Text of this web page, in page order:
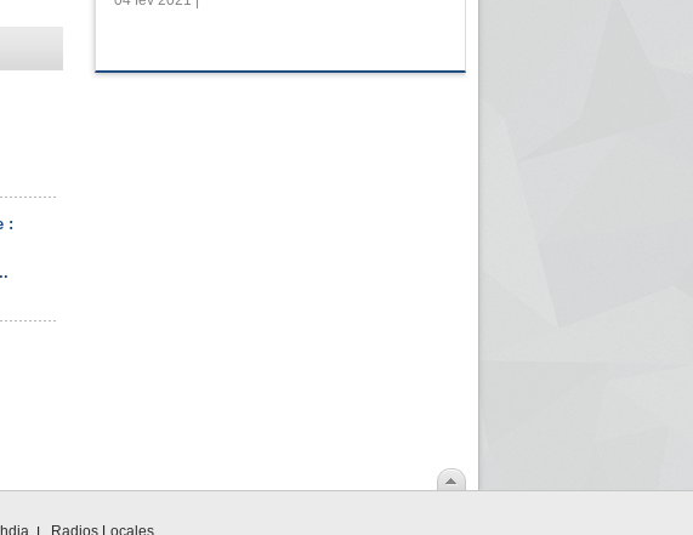
:
Radios Locales